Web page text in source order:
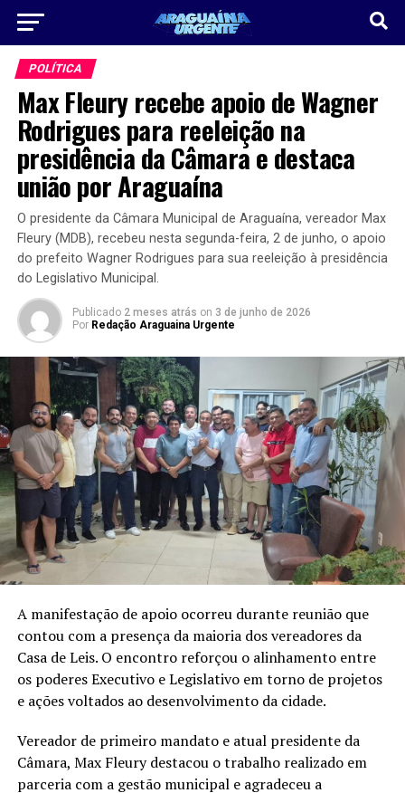
POLÍTICA
Max Fleury recebe apoio de Wagner
Rodrigues para reeleição na
presidência da Câmara e destaca
união por Araguaína
O presidente da Câmara Municipal de Araguaína, vereador Max
Fleury (MDB), recebeu nesta segunda-feira, 2 de junho, o apoio
do prefeito Wagner Rodrigues para sua reeleição à presidência
do Legislativo Municipal.
Publicado 2 meses atrás on 3 de junho de 2026
Por Redação Araguaina Urgente
A manifestação de apoio ocorreu durante reunião que
contou com a presença da maioria dos vereadores da
Casa de Leis. O encontro reforçou o alinhamento entre
os poderes Executivo e Legislativo em torno de projetos
e ações voltados ao desenvolvimento da cidade.
Vereador de primeiro mandato e atual presidente da
Câmara, Max Fleury destacou o trabalho realizado em
parceria com a gestão municipal e agradeceu a